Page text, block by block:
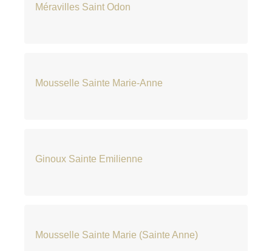
Méravilles Saint Odon
Mousselle Sainte Marie-Anne
Ginoux Sainte Emilienne
Mousselle Sainte Marie (Sainte Anne)